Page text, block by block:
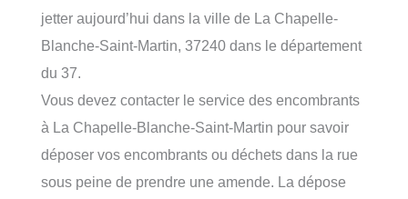
jetter aujourd’hui dans la ville de La Chapelle-
Blanche-Saint-Martin, 37240 dans le département
du 37.
Vous devez contacter le service des encombrants
à La Chapelle-Blanche-Saint-Martin pour savoir
déposer vos encombrants ou déchets dans la rue
sous peine de prendre une amende. La dépose